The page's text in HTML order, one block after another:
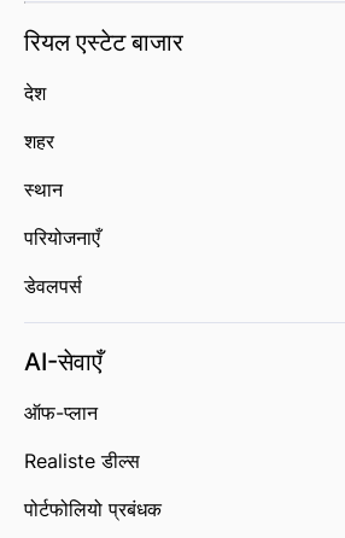
रियल एस्टेट बाजार
देश
शहर
स्थान
परियोजनाएँ
डेवलपर्स
AI-सेवाएँ
ऑफ-प्लान
Realiste डील्स
पोर्टफोलियो प्रबंधक